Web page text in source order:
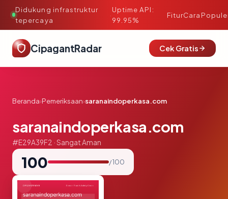
Didukung infrastruktur
tepercaya
·
Uptime API:
99.95%
FiturCara
CipagantRadar Cek Gratis
Beranda›Pemeriksaan›saranaindoperkasa.com
saranaindoperkasa.com
#E29A39F2 · Sangat Aman
100 / 100